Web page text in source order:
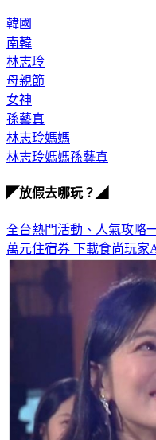
韓國
南韓
林志玲
母親節
女神
孫藝真
林志玲媽媽
全台熱門活動、人氣攻略
萬元住宿券
下載食尚玩家